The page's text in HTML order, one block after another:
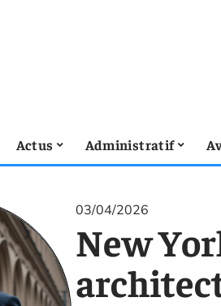
Actus Administratif
03/04/2026
New